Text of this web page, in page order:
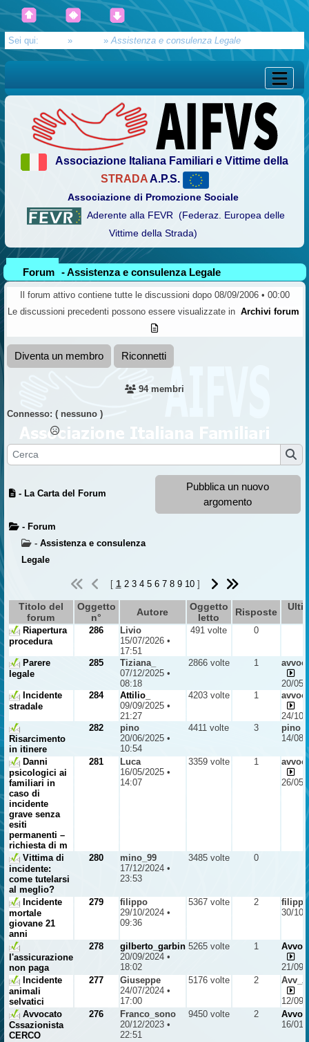
Sei qui: » »Assistenza e consulenza Legale
Associazione Italiana Familiari e Vittime della
STRADAA.P.S.
Associazione di Promozione Sociale
Aderente alla FEVR (Federaz. Europea delle
Vittime della Strada)
Forum - Assistenza e consulenza Legale
Il forum attivo contiene tutte le discussioni dopo 08/09/2006 • 00:00
Le discussioni precedenti possono essere visualizzate in Archivi forum
Diventa un membro Riconnetti
94 membri
Connesso: ( nessuno )
- La Carta del Forum
- Forum
- Assistenza e consulenza
Legale
Pubblica un nuovo
argomento
[ 1 2 3 4 5 6 7 8 9 10]
Titolo del
forum
Oggetto
n°
Autore
Oggetto
letto
Risposte
Riapertura
procedura
286
Livio
15/07/2026 •
17:51
491 volte 0
Parere
legale
285
Tiziana_
07/12/2025 •
08:18
2866 volte 1
20/05/
Incidente
stradale
284
Attilio_
09/09/2025 •
21:27
4203 volte 1
24/10/
Risarcimento
in itinere
282
pino
20/06/2025 •
10:54
4411 volte 3
pino
14/08/
Danni
psicologici ai
familiari in
caso di
incidente
grave senza
esiti
permanenti –
richiesta di m
281
Luca
16/05/2025 •
14:07
3359 volte 1
26/05/
Vittima di
incidente:
come tutelarsi
al meglio?
280
mino_99
17/12/2024 •
23:53
3485 volte 0
Incidente
mortale
giovane 21
anni
279
filippo
29/10/2024 •
09:36
5367 volte 2
filippo
30/10/
l'assicurazione
non paga
278
gilberto_garbin
20/09/2024 •
18:02
5265 volte 1
21/09/
Incidente
animali
selvatici
277
Giuseppe
24/07/2024 •
17:00
5176 volte 2
12/09/
Avvocato
Cssazionista
CERCO
276
Franco_sono
20/12/2023 •
22:51
9450 volte 2
16/01/